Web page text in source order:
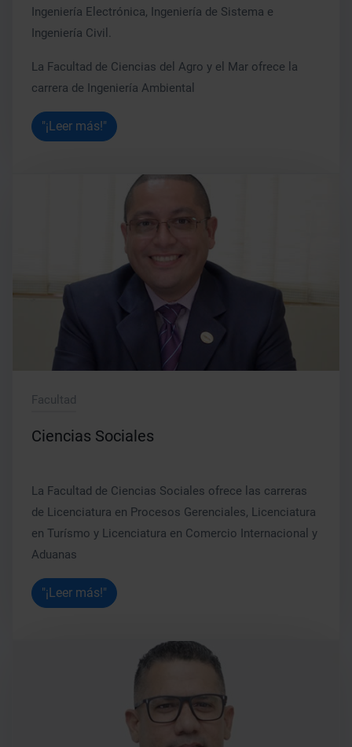
Ingeniería Electrónica, Ingeniería de Sistema e
Ingeniería Civil.
La Facultad de Ciencias del Agro y el Mar ofrece la
carrera de Ingeniería Ambiental
"¡Leer más!"
Facultad
Ciencias Sociales
La Facultad de Ciencias Sociales ofrece las carreras
de Licenciatura en Procesos Gerenciales, Licenciatura
en Turísmo y Licenciatura en Comercio Internacional y
Aduanas
"¡Leer más!"